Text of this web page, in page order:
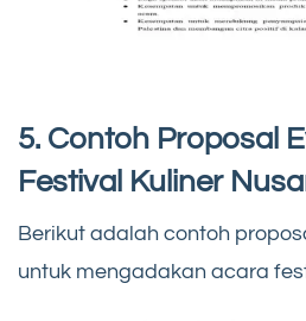
5. Contoh Proposal
Festival Kuliner
Berikut adalah contoh
untuk mengadakan acara